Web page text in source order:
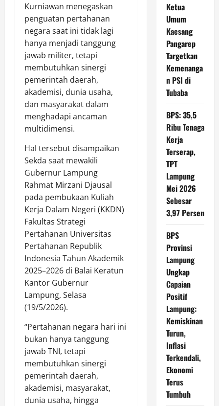
Kurniawan menegaskan
penguatan pertahanan
negara saat ini tidak lagi
hanya menjadi tanggung
jawab militer, tetapi
membutuhkan sinergi
pemerintah daerah,
akademisi, dunia usaha,
dan masyarakat dalam
menghadapi ancaman
multidimensi.
Hal tersebut disampaikan
Sekda saat mewakili
Gubernur Lampung
Rahmat Mirzani Djausal
pada pembukaan Kuliah
Kerja Dalam Negeri (KKDN)
Fakultas Strategi
Pertahanan Universitas
Pertahanan Republik
Indonesia Tahun Akademik
2025–2026 di Balai Keratun
Kantor Gubernur
Lampung, Selasa
(19/5/2026).
“Pertahanan negara hari ini
bukan hanya tanggung
jawab TNI, tetapi
membutuhkan sinergi
pemerintah daerah,
akademisi, masyarakat,
dunia usaha, hingga
Ketua
Umum
Kaesang
Pangarep
Targetkan
Kemenanga
n PSI di
Tubaba
BPS: 35,5
Ribu Tenaga
Kerja
Terserap,
TPT
Lampung
Mei 2026
Sebesar
3,97 Persen
BPS
Provinsi
Lampung
Ungkap
Capaian
Positif
Lampung:
Kemiskinan
Turun,
Inflasi
Terkendali,
Ekonomi
Terus
Tumbuh